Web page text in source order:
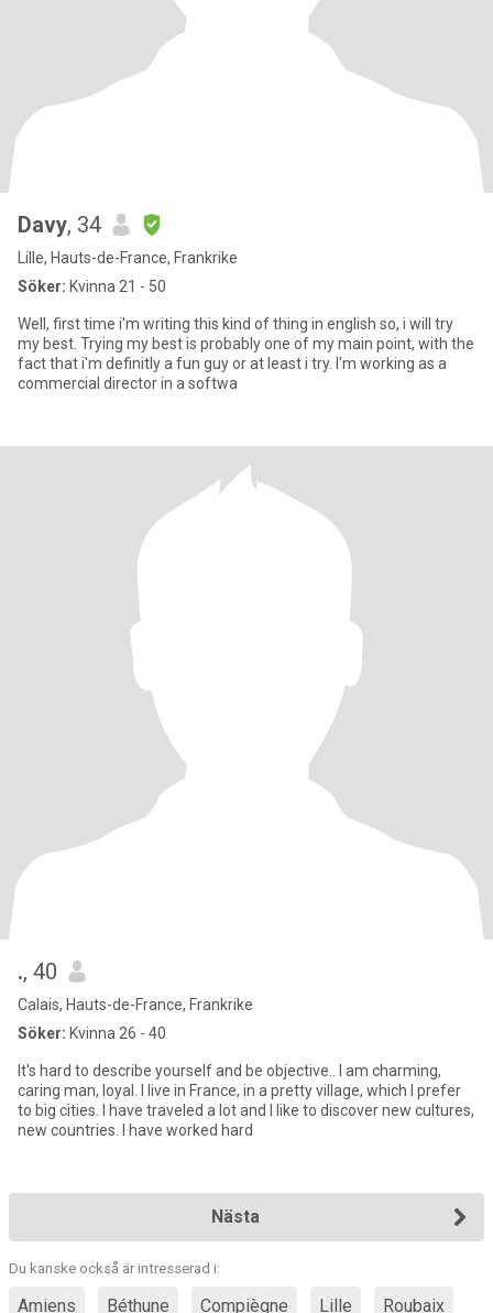
Davy, 34
Lille, Hauts-de-France, Frankrike
Söker: Kvinna 21 - 50
Well, first time i'm writing this kind of thing in english so, i will try
my best. Trying my best is probably one of my main point, with the
fact that i'm definitly a fun guy or at least i try. I'm working as a
commercial director in a softwa
., 40
Calais, Hauts-de-France, Frankrike
Söker: Kvinna 26 - 40
It's hard to describe yourself and be objective.. I am charming,
caring man, loyal. I live in France, in a pretty village, which I prefer
to big cities. I have traveled a lot and I like to discover new cultures,
new countries. I have worked hard
Nästa
Du kanske också är intresserad i:
Amiens Béthune Compiègne Lille Roubaix